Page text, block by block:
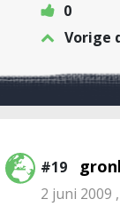
0
Vorige
#19
2 juni 2009